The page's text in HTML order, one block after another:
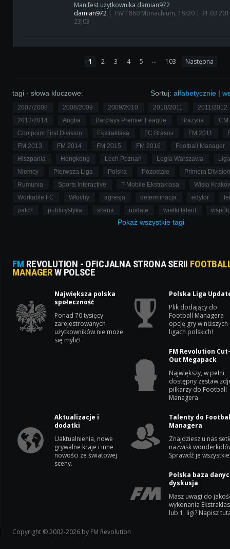
Manifest użytkownika damian972
damian972 | TSV 1860 Monachium, 19/20 |
23:03
1 2 3 4 5 ... 103 Następna
Sortuj: alfabetycznie |
tagi - słowa kluczowe:
2007/2008 2008/2009 2009/2010 2010/2011
2011/2012
2013/2014
Anglia Barclays Premier League Brazylia
CM
Coolpoint First Division
Ekstraklasa FC Brasov FM 2011
FM 2013
FM 2014 FM 2015 FM 2016
Football Manager
Hiszpania
Hongkong Lech Poznań Legia Warszawa
Niemcy
Pierwsza Liga Polska Pozostałe
Primera
Rumunia
Sports Interactive T-Mobile Ekstraklasa
Wisła
Workable FC
Włochy agresja determinacja edytor
patch
publicystyka scena update wielki talent
Pokaż wszystkie tagi
FM REVOLUTION - OFICJALNA STRONA SERII
MANAGERW POLSCE
Największa polska
społeczność
Ponad 70 tysięcy
zarejestrowanych
użytkowników nie może
się mylić!
Polska Liga
Plik dodający do
Football Managera
opcję gry w niższych
ligach polskich!
FM Revolution
Out Megapack
Największy, w pełni
dostępny zestaw
piłkarzy do Football
Managera.
Aktualizacje i
dodatki
Uaktualnienia, nowe
grywalne kraje i inne
nowości ze światowej
sceny.
Talenty do
Managera
Znajdziesz u nas
nazwisk
Sprawdź je
Polska baza
dyskusja
Masz uwagi do
wykonania
lub 1. ligi? Napisz
Copyright © 2002-2026 by FM Revolution